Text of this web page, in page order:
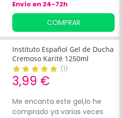
Envío en 24-72h
COMPRAR
Instituto Español Gel de Ducha
Cremoso Karité 1250ml
(1)
3,99 €
Me encanta este gel,lo he
comprado ya varias veces